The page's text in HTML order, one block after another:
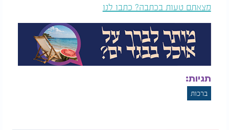
לעתים אנחנו נפגשים באנשים מסכנים שנולדו עם
מומים משונים. דווקא באותה שעה עלינו לזכור שה' ברא
את העולם כולו, ואפילו המומים המשונים הללו, שוודאי
מצערים מאוד ופוגעים באיכות חייו של הסובל מהם,
בכל זאת הם חלק מהבריאה האלוקית. ועל כן תיקנו
חכמים לברך ברכה בעת שאנו רואים אדם כזה: "ברוך
מברכים על אדם שנשתנה מעת לידתו, כגון שנולד ללא
ידיים, או ננס, או שצורתו מעוותת.
מצאתם טעות בכתבה? כתבו לנו
תגיות:
ברכות